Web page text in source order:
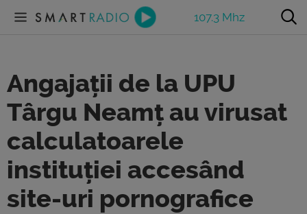
107.3 Mhz
Angajații de la UPU
Târgu Neamț au virusat
calculatoarele
instituției accesând
site-uri pornografice